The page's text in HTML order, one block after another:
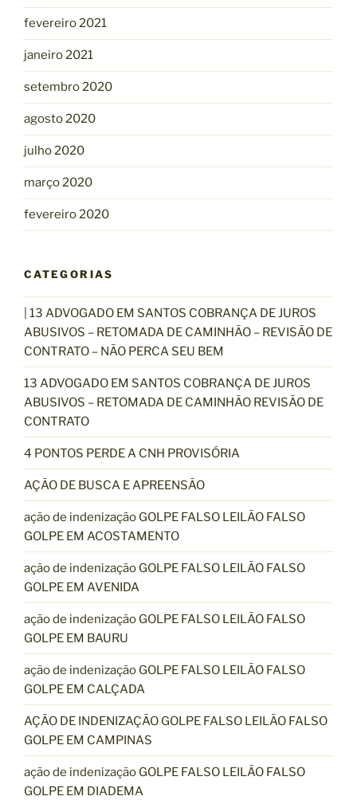
fevereiro 2021
janeiro 2021
setembro 2020
agosto 2020
julho 2020
março 2020
fevereiro 2020
CATEGORIAS
| 13 ADVOGADO EM SANTOS COBRANÇA DE JUROS
ABUSIVOS – RETOMADA DE CAMINHÃO – REVISÃO DE
CONTRATO – NÃO PERCA SEU BEM
13 ADVOGADO EM SANTOS COBRANÇA DE JUROS
ABUSIVOS – RETOMADA DE CAMINHÃO REVISÃO DE
CONTRATO
4 PONTOS PERDE A CNH PROVISÓRIA
AÇÃO DE BUSCA E APREENSÃO
ação de indenização GOLPE FALSO LEILÃO FALSO
GOLPE EM ACOSTAMENTO
ação de indenização GOLPE FALSO LEILÃO FALSO
GOLPE EM AVENIDA
ação de indenização GOLPE FALSO LEILÃO FALSO
GOLPE EM BAURU
ação de indenização GOLPE FALSO LEILÃO FALSO
GOLPE EM CALÇADA
AÇÃO DE INDENIZAÇÃO GOLPE FALSO LEILÃO FALSO
GOLPE EM CAMPINAS
ação de indenização GOLPE FALSO LEILÃO FALSO
GOLPE EM DIADEMA